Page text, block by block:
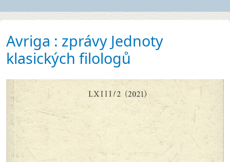
Avriga : zprávy Jednoty
klasických filologů